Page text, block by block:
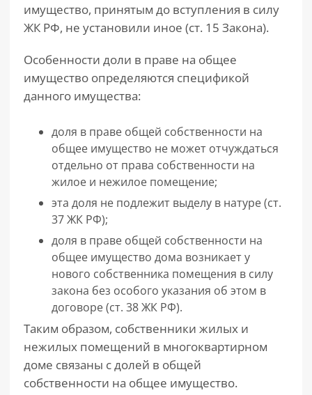
имущество, принятым до вступления в силу
ЖК РФ, не установили иное (ст. 15 Закона).
Особенности доли в праве на общее
имущество определяются спецификой
данного имущества:
доля в праве общей собственности на
общее имущество не может отчуждаться
отдельно от права собственности на
жилое и нежилое помещение;
эта доля не подлежит выделу в натуре (ст.
37 ЖК РФ);
доля в праве общей собственности на
общее имущество дома возникает у
нового собственника помещения в силу
закона без особого указания об этом в
договоре (ст. 38 ЖК РФ).
Таким образом, собственники жилых и
нежилых помещений в многоквартирном
доме связаны с долей в общей
собственности на общее имущество.